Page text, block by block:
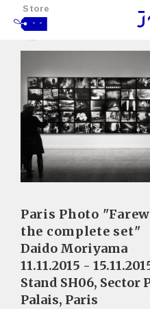
Store
- -
Paris Photo
the complete set"
Daido Moriyama
11.11.2015 -
Stand SH06, Sector
Palais, Paris